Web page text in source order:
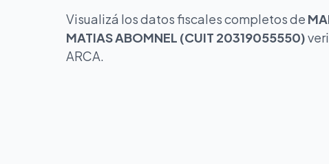
Visualizá los datos fiscales completos de
MATIAS ABOMNEL (CUIT 20319055550)
ARCA.